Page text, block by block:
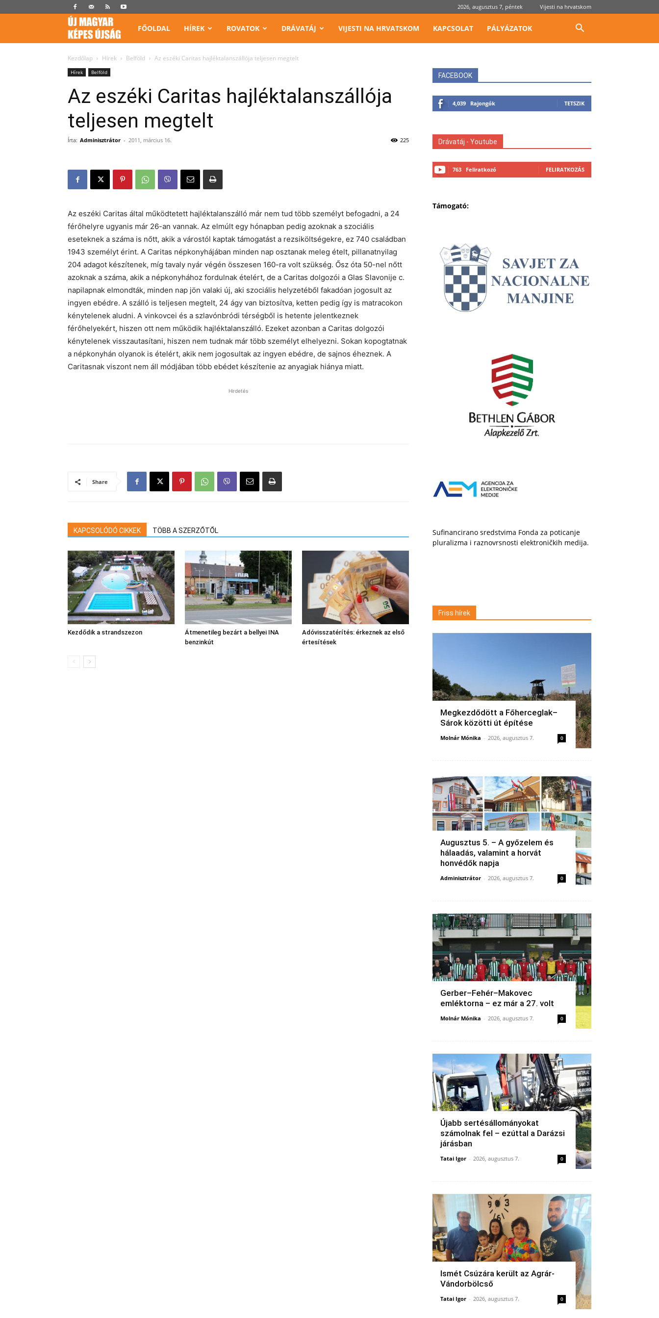
2026, augusztus 7, péntek Vijesti na hrvatskom
Képes
Újság
FŐOLDAL HÍREK ROVATOK DRÁVATÁJ VIJESTI NA HRVATSKOM KAPCSOLAT PÁLYÁZATOK
Kezdőlap Hírek Belföld Az eszéki Caritas hajléktalanszállója teljesen megtelt
Hírek Belföld
Az eszéki Caritas hajléktalanszállója
teljesen megtelt
Írta: Adminisztrátor - 2011, március 16. 225
Az eszéki Caritas által működtetett hajléktalanszálló már nem tud több személyt befogadni, a 24
férőhelyre ugyanis már 26-an vannak. Az elmúlt egy hónapban pedig azoknak a szociális
eseteknek a száma is nőtt, akik a várostól kaptak támogatást a rezsiköltségekre, ez 740 családban
1943 személyt érint. A Caritas népkonyhájában minden nap osztanak meleg ételt, pillanatnyilag
204 adagot készítenek, míg tavaly nyár végén összesen 160-ra volt szükség. Ősz óta 50-nel nőtt
azoknak a száma, akik a népkonyhához fordulnak ételért, de a Caritas dolgozói a Glas Slavonije c.
napilapnak elmondták, minden nap jön valaki új, aki szociális helyzetéből fakadóan jogosult az
ingyen ebédre. A szálló is teljesen megtelt, 24 ágy van biztosítva, ketten pedig így is matracokon
kénytelenek aludni. A vinkovcei és a szlavónbródi térségből is hetente jelentkeznek
férőhelyekért, hiszen ott nem működik hajléktalanszálló. Ezeket azonban a Caritas dolgozói
kénytelenek visszautasítani, hiszen nem tudnak már több személyt elhelyezni. Sokan kopogtatnak
a népkonyhán olyanok is ételért, akik nem jogosultak az ingyen ebédre, de sajnos éheznek. A
Caritasnak viszont nem áll módjában több ebédet készítenie az anyagiak hiánya miatt.
Hirdetés
Share
KAPCSOLÓDÓ CIKKEK TÖBB A SZERZŐTŐL
Kezdődik a strandszezon
Átmenetileg bezárt a bellyei INA
benzinkút
Adóvisszatérítés: érkeznek az első
értesítések
FACEBOOK
4,039 Rajongók TETSZIK
Drávatáj - Youtube
763 Feliratkozó FELIRATKOZÁS
Támogató:
Sufinancirano sredstvima Fonda za poticanje
pluralizma i raznovrsnosti elektroničkih medija.
Friss hírek
Megkezdődött a Főherceglak–
Sárok közötti út építése
Molnár Mónika - 2026, augusztus 7. 0
Augusztus 5. – A győzelem és
hálaadás, valamint a horvát
honvédők napja
Adminisztrátor - 2026, augusztus 7. 0
Gerber–Fehér–Makovec
emléktorna – ez már a 27. volt
Molnár Mónika - 2026, augusztus 7. 0
Újabb sertésállományokat
számolnak fel – ezúttal a Darázsi
járásban
Tatai Igor - 2026, augusztus 7. 0
Ismét Csúzára került az Agrár-
Vándorbölcső
Tatai Igor - 2026, augusztus 7. 0